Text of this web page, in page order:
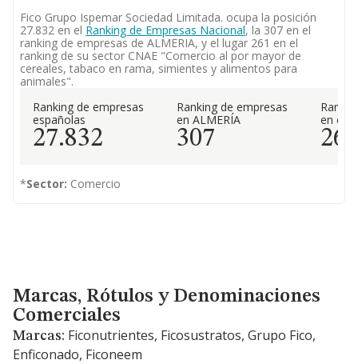
Fico Grupo Ispemar Sociedad Limitada. ocupa la posición
27.832 en el Ranking de Empresas Nacional, la 307 en el
ranking de empresas de ALMERIA, y el lugar 261 en el
ranking de su sector CNAE "Comercio al por mayor de
cereales, tabaco en rama, simientes y alimentos para
animales".
Ranking de empresas
españolas
27.832
Ranking de empresas
en ALMERÍA
307
en el
261
*Sector: Comercio
Marcas, Rótulos y Denominaciones Comerciales
Marcas, Rótulos y Denominaciones
Comerciales
Marcas: Ficonutrientes, Ficosustratos, Grupo Fico,
Enficonado, Ficoneem